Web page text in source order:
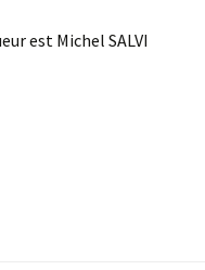
est Michel SALVI